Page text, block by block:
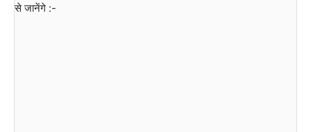
से जानेंगे :-